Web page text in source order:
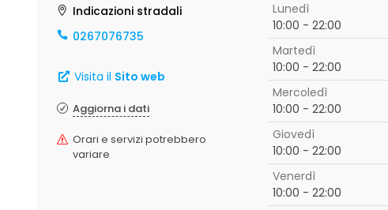
Indicazioni stradali
0267076735
Visita il Sito web
Aggiorna i dati
Orari e servizi potrebbero
variare
Lunedì
10:00 - 22:00
Martedì
10:00 - 22:00
Mercoledì
10:00 - 22:00
Giovedì
10:00 - 22:00
Venerdì
10:00 - 22:00